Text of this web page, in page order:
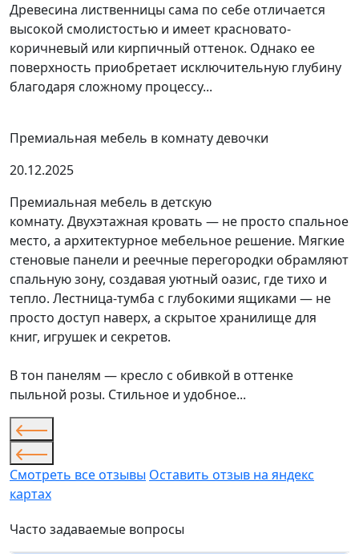
Древесина лиственницы сама по себе отличается
высокой смолистостью и имеет красновато-
коричневый или кирпичный оттенок. Однако ее
поверхность приобретает исключительную глубину
благодаря сложному процессу...
Премиальная мебель в комнату девочки
20.12.2025
Премиальная мебель в детскую
комнату. Двухэтажная кровать — не просто спальное
место, а архитектурное мебельное решение. Мягкие
стеновые панели и реечные перегородки обрамляют
спальную зону, создавая уютный оазис, где тихо и
тепло. Лестница-тумба с глубокими ящиками — не
просто доступ наверх, а скрытое хранилище для
книг, игрушек и секретов.
В тон панелям — кресло с обивкой в оттенке
пыльной розы. Стильное и удобное...
Смотреть все отзывы Оставить отзыв на яндекс
картах
Часто задаваемые вопросы